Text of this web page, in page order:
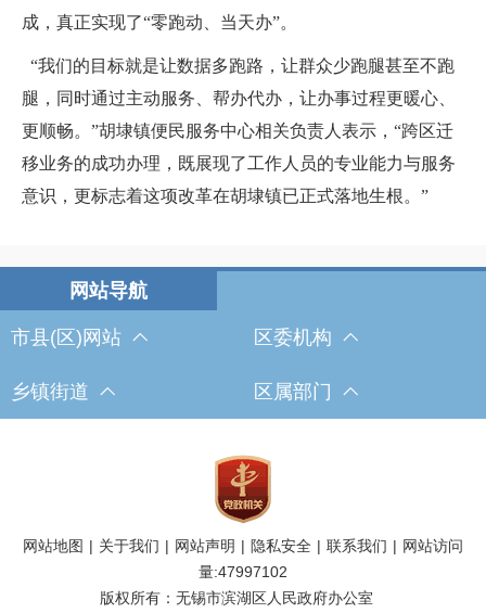
成，真正实现了“零跑动、当天办”。
“我们的目标就是让数据多跑路，让群众少跑腿甚至不跑
腿，同时通过主动服务、帮办代办，让办事过程更暖心、
更顺畅。”胡埭镇便民服务中心相关负责人表示，“跨区迁
移业务的成功办理，既展现了工作人员的专业能力与服务
意识，更标志着这项改革在胡埭镇已正式落地生根。”
市县(区)网站 区委机构
乡镇街道 区属部门
网站地图 | 关于我们 | 网站声明 | 隐私安全 | 联系我们 | 网站访问
量:47997102
版权所有：无锡市滨湖区人民政府办公室